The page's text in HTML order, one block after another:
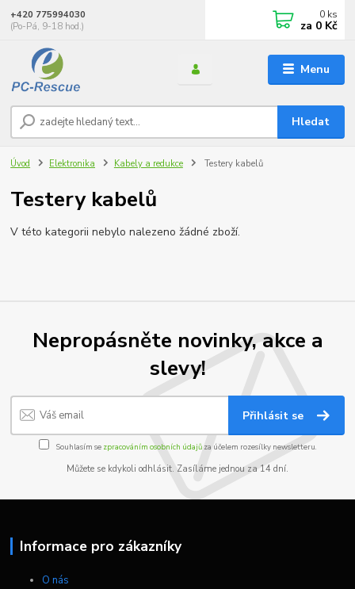
Menu
Hledat
+420 775994030
(Po-Pá, 9-18 hod.)
0 ks
za 0 Kč
Úvod Elektronika Kabely a redukce Testery kabelů
Testery kabelů
V této kategorii nebylo nalezeno žádné zboží.
Nepropásněte novinky, akce a
slevy!
Přihlásit se
Souhlasím se zpracováním osobních údajůza účelem rozesílky newsletteru.
Můžete se kdykoli odhlásit. Zasíláme jednou za 14 dní.
Informace pro zákazníky
O nás